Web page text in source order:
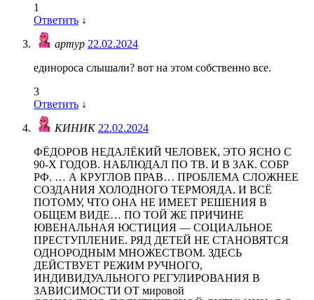
1
Ответить ↓
артур 22.02.2024
единороса слышали? вот на этом собственно все.
3
Ответить ↓
КИНИК22.02.2024
ФЁДОРОВ НЕДАЛЁКИЙ ЧЕЛОВЕК, ЭТО ЯСНО С
90-Х ГОДОВ. НАБЛЮДАЛ ПО ТВ. И В ЗАК. СОБР
РФ. … А КРУГЛОВ ПРАВ… ПРОБЛЕМА СЛОЖНЕЕ
СОЗДАНИЯ ХОЛОДНОГО ТЕРМОЯДА. И ВСЁ
ПОТОМУ, ЧТО ОНА НЕ ИМЕЕТ РЕШЕНИЯ В
ОБЩЕМ ВИДЕ… ПО ТОЙ ЖЕ ПРИЧИНЕ
ЮВЕНАЛЬНАЯ ЮСТИЦИЯ — СОЦИАЛЬНОЕ
ПРЕСТУПЛЕНИЕ. РЯД ДЕТЕЙ НЕ СТАНОВЯТСЯ
ОДНОРОДНЫМ МНОЖЕСТВОМ. ЗДЕСЬ
ДЕЙСТВУЕТ РЕЖИМ РУЧНОГО,
ИНДИВИДУАЛЬНОГО РЕГУЛИРОВАНИЯ В
ЗАВИСИМОСТИ ОТ мировой